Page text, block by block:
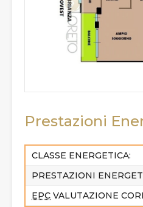
Prestazioni
CLASSE ENERGETICA:
PRESTAZIONI
EPC VALUTAZIONE